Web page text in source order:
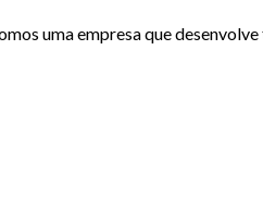
uma empresa que